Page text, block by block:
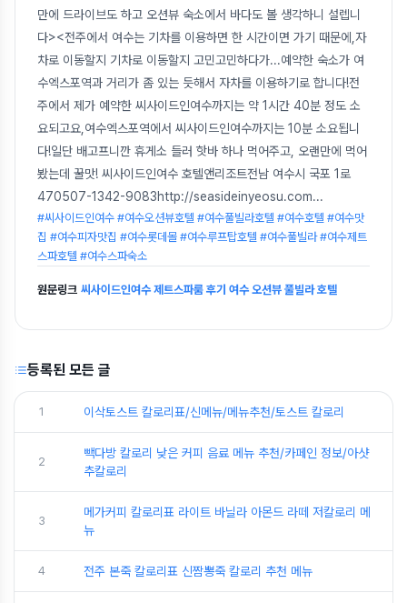
만에 드라이브도 하고 오션뷰 숙소에서 바다도 볼 생각하니 설렙니
다><전주에서 여수는 기차를 이용하면 한 시간이면 가기 때문에,자
차로 이동할지 기차로 이동할지 고민고민하다가...예약한 숙소가 여
수엑스포역과 거리가 좀 있는 듯해서 자차를 이용하기로 합니다!전
주에서 제가 예약한 씨사이드인여수까지는 약 1시간 40분 정도 소
요되고요,여수엑스포역에서 씨사이드인여수까지는 10분 소요됩니
다!일단 배고프니깐 휴게소 들러 핫바 하나 먹어주고, 오랜만에 먹어
봤는데 꿀맛! 씨사이드인여수 호텔앤리조트전남 여수시 국포 1로
470507-1342-9083http://seasideinyeosu.com...
#씨사이드인여수 #여수오션뷰호텔 #여수풀빌라호텔 #여수호텔 #여수맛
집 #여수피자맛집 #여수롯데몰 #여수루프탑호텔 #여수풀빌라 #여수제트
스파호텔 #여수스파숙소
원문링크 씨사이드인여수 제트스파룸 후기 여수 오션뷰 풀빌라 호텔
등록된 모든 글
1 이삭토스트 칼로리표/신메뉴/메뉴추천/토스트 칼로리
2
빽다방 칼로리 낮은 커피 음료 메뉴 추천/카페인 정보/아샷
추칼로리
3
메가커피 칼로리표 라이트 바닐라 아몬드 라떼 저칼로리 메
뉴
4 전주 본죽 칼로리표 신짬뽕죽 칼로리 추천 메뉴